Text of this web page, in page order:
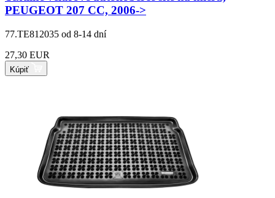
PEUGEOT 207 CC, 2006->
77.TE812035 od 8-14 dní
27,30 EUR
Kúpiť